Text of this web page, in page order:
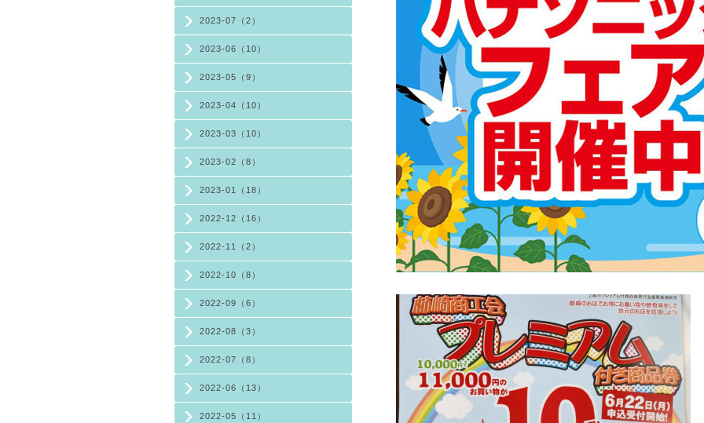
2023-07（2）
2023-06（10）
2023-05（9）
2023-04（10）
2023-03（10）
2023-02（8）
2023-01（18）
2022-12（16）
2022-11（2）
2022-10（8）
2022-09（6）
2022-08（3）
2022-07（8）
2022-06（13）
2022-05（11）